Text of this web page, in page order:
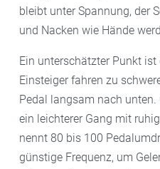
bleibt unter Spannung, der
und Nacken wie Hände
Ein unterschätzter Punkt
Einsteiger fahren zu
Pedal langsam nach
ein leichterer Gang mit
nennt 80 bis 100
günstige Frequenz, um